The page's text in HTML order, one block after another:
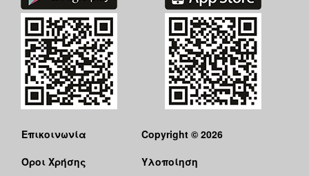
Επικοινωνία
Όροι Χρήσης
Copyright © 2026
Υλοποίηση